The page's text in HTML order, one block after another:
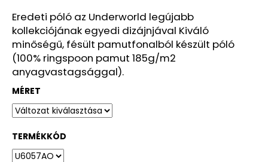
csillag.
Eredeti póló az Underworld legújabb
kollekciójának egyedi dizájnjával Kiváló
minőségű, fésült pamutfonalból készült póló
(100% ringspoon pamut 185g/m2
anyagvastagsággal).
MÉRET
TERMÉKKÓD